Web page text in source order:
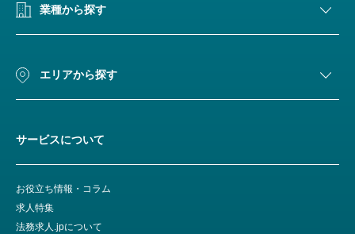
業種から探す
エリアから探す
サービスについて
お役立ち情報・コラム
求人特集
法務求人.jpについて